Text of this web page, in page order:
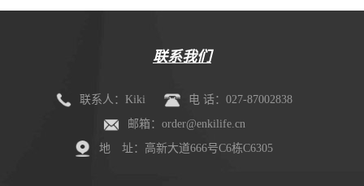
联系我们
联系人：Kiki
电 话：027-87002838
邮箱：order@enkilife.cn
地 址：高新大道666号C6栋C6305